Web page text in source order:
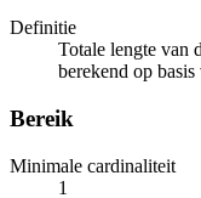
Definitie
Totale lengte van
berekend op
Bereik
Minimale cardinaliteit
1